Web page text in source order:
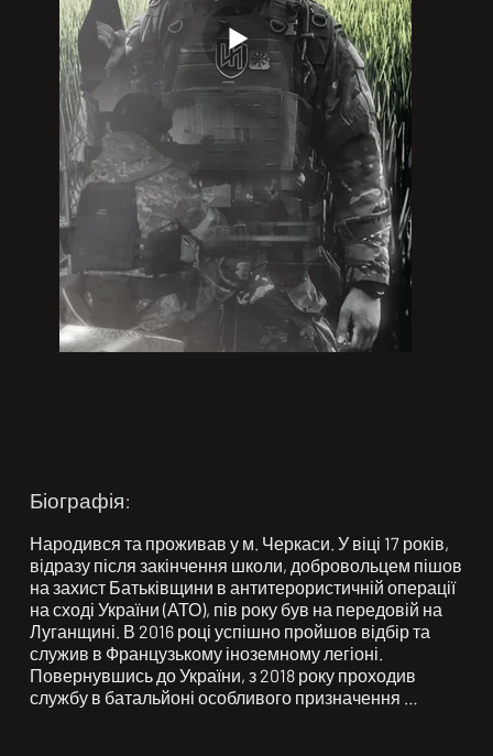
Біографія:
Народився та проживав у м. Черкаси. У віці 17 років,
відразу після закінчення школи, добровольцем пішов
на захист Батьківщини в антитерористичній операції
на сході України (АТО), пів року був на передовій на
Луганщині. В 2016 році успішно пройшов відбір та
служив в Французькому іноземному легіоні.
Повернувшись до України, з 2018 року проходив
службу в батальйоні особливого призначення